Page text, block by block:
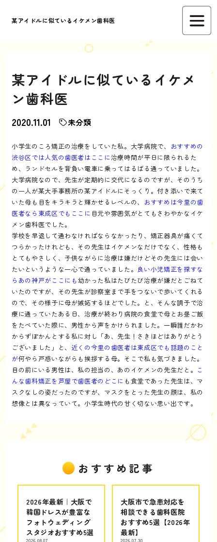
某アイドルに似ているイケメン歯科医
某アイドルに似ているイケメ
ン歯科医
2020.11.01 未分類
小学生のころ矯正の治療をしていた私。大学病院で、
おすすめの
渋谷区では人気の歯医者はここに治療時間が平日に限られるた
め、ランドセルを背負い電車に乗ってはるばる通っていました。
大学病院なので、先生が定期的に交代になるのですが、そのうち
の一人が某大手事務所の某アイドルにそっくり。付き添いで来て
いた母も目をキラキラと輝かせるレベルの、
おすすめは今里の歯
医者なら東成区でもここに 目元や雰囲気がとてもさわやかなイケ
メン歯科医でした。
学校を早退して通わなければならなかったり、矯正器具が痛くて
つらかったけれども、その先生はイケメンなだけでなく、性格も
とてもやさしく、子供ながらに治療は嫌だけどその先生には会い
たいというような一心で通っていました。 良い小児矯正を探すな
らあの神戸がここにも幼かった私はたびたび治療が嫌だとごねて
いたのですが、その先生が診察室まで手をつないで歩いてくれる
ので、その様子に母が嫉妬するほどでした。と、そんな調子で治
療に通っていたある日、治療が終わり病院の食堂で母とお昼ご飯
をたべていた際に、男性から声をかけられました。一瞬誰だかわ
からずぽかんとする私に対し「あ、先生！さきほどはありがとう
ございました」と、 近くの今里の歯医者は東成区でも話題のこと
が何やら戸惑いながらも挨拶する母。そこで私も気づきました。
目の前にいる男性は、私の担当の、あのイケメンの先生だと。 こ
んな歯科矯正を芦屋で歯医者のどこに も食堂であった先生は、マ
スクなしの姿だったのですが、マスクをとった先生の顔は、私の
想像とは異なっていて。小学生時代の甘く切ない思い出です。
おすすめ記事
2026年最新｜大阪で
韓国ドレスが豊富な
フォトウェディング
スタジオおすすめ5選
大阪市で急患対応を
相談できる歯科医院
おすすめ5選【2026年
最新】